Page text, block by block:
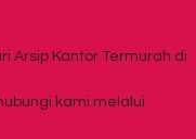
Arsip Kantor Termurah di
kami melalui